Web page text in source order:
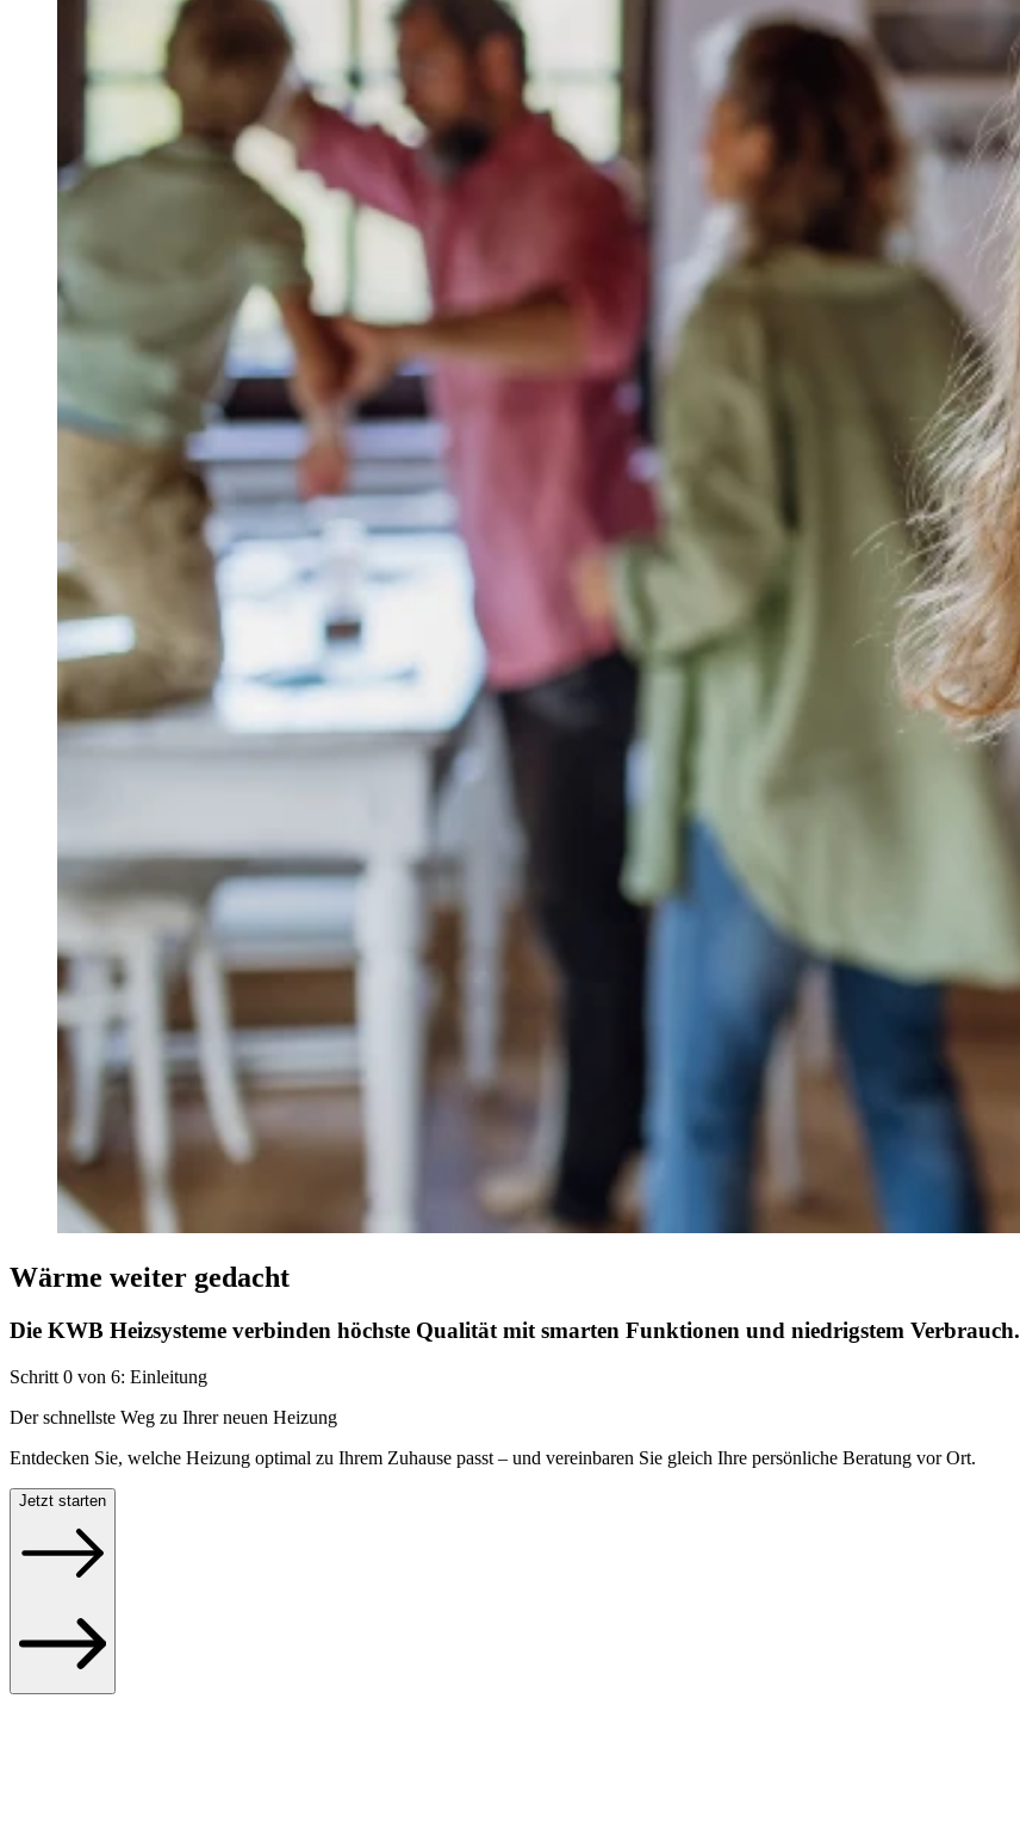
Wärme weiter gedacht
Die KWB Heizsysteme verbinden höchste Qualität mit smarten Funktionen und niedrigstem Verbrauch.
Schritt 0 von 6: Einleitung
Der schnellste Weg zu Ihrer neuen Heizung
Entdecken Sie, welche Heizung optimal zu Ihrem Zuhause passt – und vereinbaren Sie gleich Ihre persönliche Beratung vor Ort.
Jetzt starten